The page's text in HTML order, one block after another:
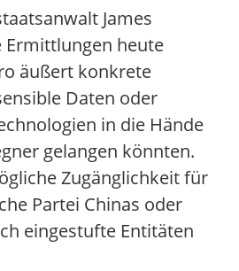
James
Ermittlungen heute
äußert konkrete
Daten oder
in die Hände
gelangen könnten.
Zugänglichkeit für
Partei Chinas oder
eingestufte Entitäten